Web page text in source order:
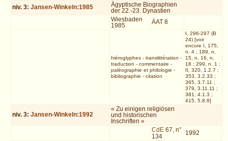
niv. 3:Jansen-Winkeln:1985
Ägyptische Biographien
der 22.-23. Dynastien
Wiesbaden
1985
ÄAT 8
hiéroglyphes- translittération -
traduction - commentaire -
paléographie et philologie -
bibliographie - citation
I, 296-297 (B
24) [voir
encore I, 175,
n. 4 ; 189, n.
15, n. 16, n.
18 ; 299, n. 1 ;
II, 320, 1.2.7 ;
353, 3.2.33 ;
365, 3.7.11 ;
379, 3.11.11 ;
381, 4.1.3 ;
415, 5.8.8]
niv. 3:Jansen-Winkeln:1992
« Zu einigen religiösen
und historischen
Inschriften »
CdE 67, n°
134
1992